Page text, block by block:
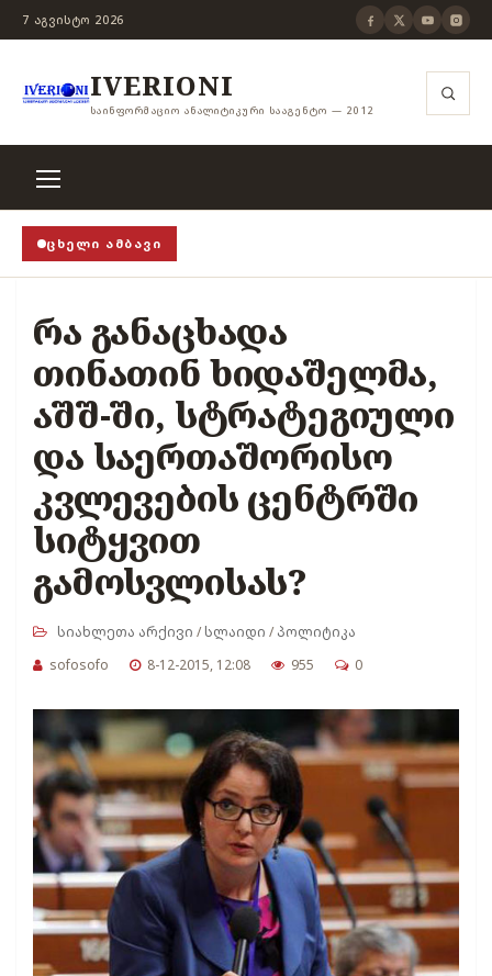
7 ᲐᲒᲕᲘᲡᲢᲝ 2026
IVERIONI
ᲡᲐᲘᲜᲤᲝᲠᲛᲐᲪᲘᲝ ᲐᲜᲐᲚᲘᲢᲘᲙᲣᲠᲘ ᲡᲐᲐᲒᲔᲜᲢᲝ — 2012
ᲪᲮᲔᲚᲘ ᲐᲛᲑᲐᲕᲘ
ჭანჭიკი მოშლილია, ცენზურა უნდა
რა განაცხადა
თინათინ ხიდაშელმა,
აშშ-ში, სტრატეგიული
და საერთაშორისო
კვლევების ცენტრში
სიტყვით
გამოსვლისას?
სიახლეთა არქივი /სლაიდი /პოლიტიკა
sofosofo
8-12-2015, 12:08 955 0